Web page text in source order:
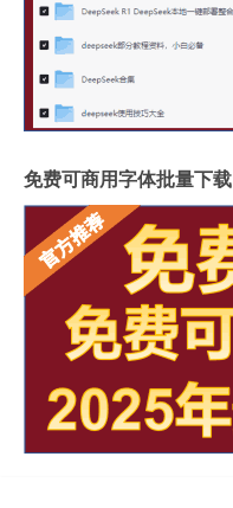
免费可商用字体批量下载